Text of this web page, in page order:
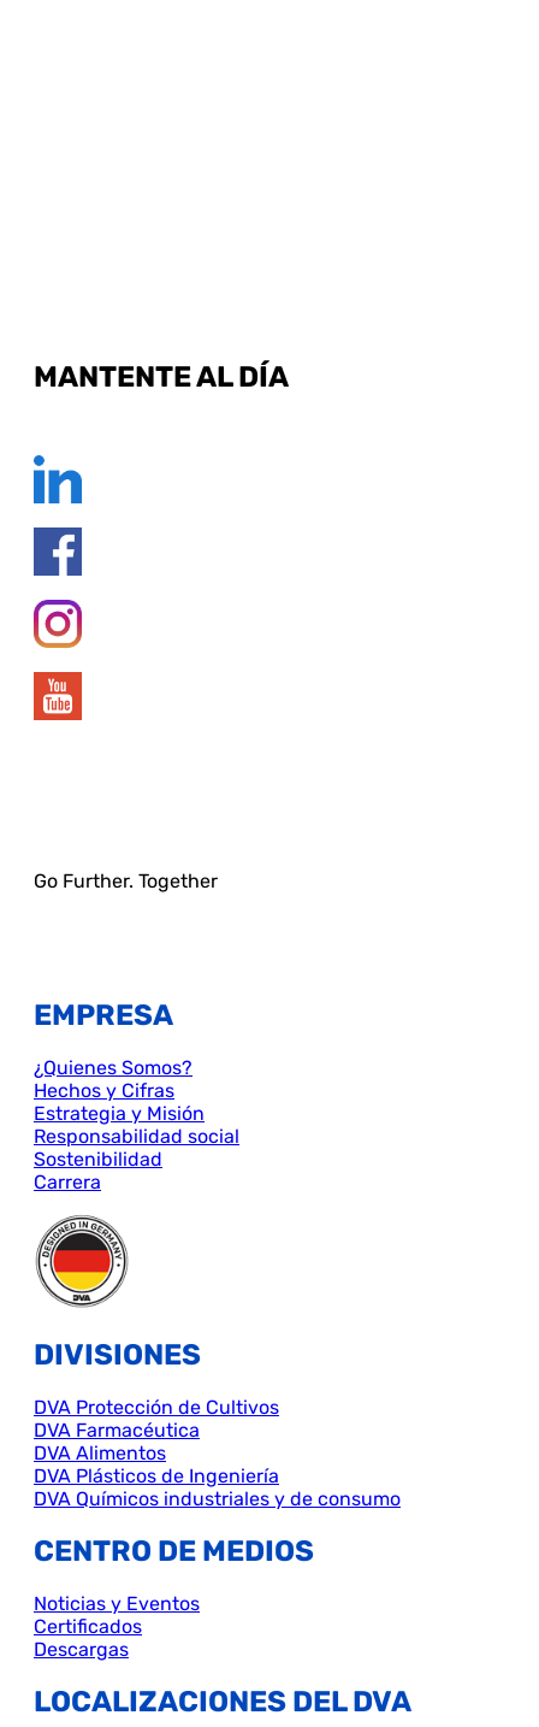
MANTENTE AL DÍA
Go Further. Together
EMPRESA
¿Quienes Somos?
Hechos y Cifras
Estrategia y Misión
Responsabilidad social
Sostenibilidad
Carrera
DIVISIONES
DVA Protección de Cultivos
DVA Farmacéutica
DVA Alimentos
DVA Plásticos de Ingeniería
DVA Químicos industriales y de consumo
CENTRO DE MEDIOS
Noticias y Eventos
Certificados
Descargas
LOCALIZACIONES DEL DVA